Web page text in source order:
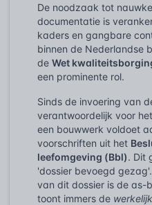
De noodzaak tot
documentatie is
kaders en gangbare
binnen de Nederlandse
de Wet
een prominente rol.
Sinds de invoering van
verantwoordelijk voor
een bouwwerk voldoet
voorschriften uit het
leefomgeving (Bbl). Dit
'dossier bevoegd
van dit dossier is de as-
toont immers de